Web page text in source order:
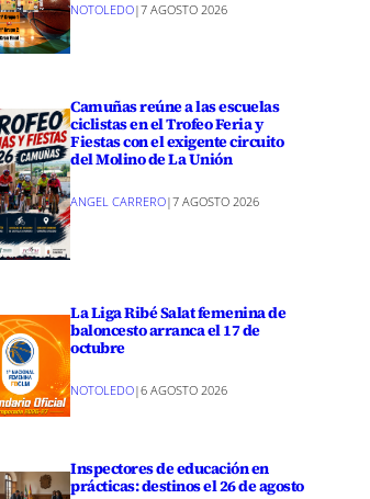
NOTOLEDO|7 AGOSTO 2026
Camuñas reúne a las escuelas
ciclistas en el Trofeo Feria y
Fiestas con el exigente circuito
del Molino de La Unión
ANGEL CARRERO|7 AGOSTO 2026
La Liga Ribé Salat femenina de
baloncesto arranca el 17 de
octubre
NOTOLEDO|6 AGOSTO 2026
Inspectores de educación en
prácticas: destinos el 26 de agosto